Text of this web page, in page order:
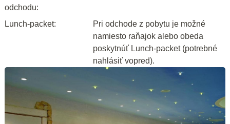
odchodu:
Lunch-packet:
Pri odchode z pobytu je možné
namiesto raňajok alebo obeda
poskytnúť Lunch-packet (potrebné
nahlásiť vopred).